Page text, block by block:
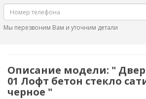
Мы перезвоним Вам и уточним детали
Описание модели: "
01 Лофт бетон стекло
черное "